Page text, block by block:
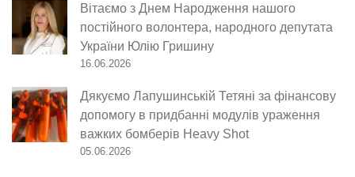
Вітаємо з Днем Народження нашого
постійного волонтера, народного депутата
України Юлію Гришину
16.06.2026
Дякуємо Лапушинській Тетяні за фінансову
допомогу в придбанні модулів ураження
важких бомберів Heavy Shot
05.06.2026